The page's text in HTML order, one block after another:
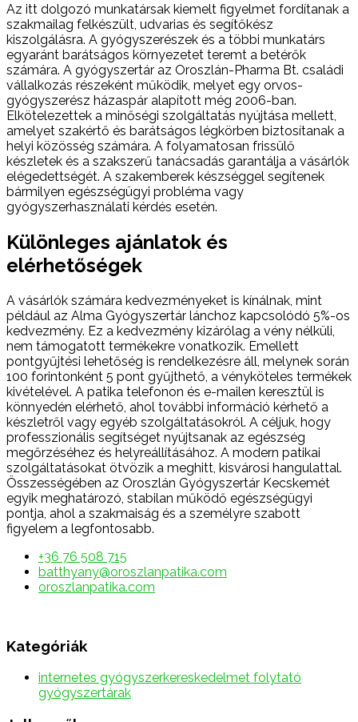
Az itt dolgozó munkatársak kiemelt figyelmet fordítanak a
szakmailag felkészült, udvarias és segítőkész
kiszolgálásra. A gyógyszerészek és a többi munkatárs
egyaránt barátságos környezetet teremt a betérők
számára. A gyógyszertár az Oroszlán-Pharma Bt. családi
vállalkozás részeként működik, melyet egy orvos-
gyógyszerész házaspár alapított még 2006-ban.
Elkötelezettek a minőségi szolgáltatás nyújtása mellett,
amelyet szakértő és barátságos légkörben biztosítanak a
helyi közösség számára. A folyamatosan frissülő
készletek és a szakszerű tanácsadás garantálja a vásárlók
elégedettségét. A szakemberek készséggel segítenek
bármilyen egészségügyi probléma vagy
gyógyszerhasználati kérdés esetén.
Különleges ajánlatok és
elérhetőségek
A vásárlók számára kedvezményeket is kínálnak, mint
például az Alma Gyógyszertár lánchoz kapcsolódó 5%-os
kedvezmény. Ez a kedvezmény kizárólag a vény nélküli,
nem támogatott termékekre vonatkozik. Emellett
pontgyűjtési lehetőség is rendelkezésre áll, melynek során
100 forintonként 5 pont gyűjthető, a vényköteles termékek
kivételével. A patika telefonon és e-mailen keresztül is
könnyedén elérhető, ahol további információ kérhető a
készletről vagy egyéb szolgáltatásokról. A céljuk, hogy
professzionális segítséget nyújtsanak az egészség
megőrzéséhez és helyreállításához. A modern patikai
szolgáltatásokat ötvözik a meghitt, kisvárosi hangulattal.
Összességében az Oroszlán Gyógyszertár Kecskemét
egyik meghatározó, stabilan működő egészségügyi
pontja, ahol a szakmaiság és a személyre szabott
figyelem a legfontosabb.
+36 76 508 715
batthyany@oroszlanpatika.com
oroszlanpatika.com
Kategóriák
internetes gyógyszerkereskedelmet folytató
gyógyszertárak